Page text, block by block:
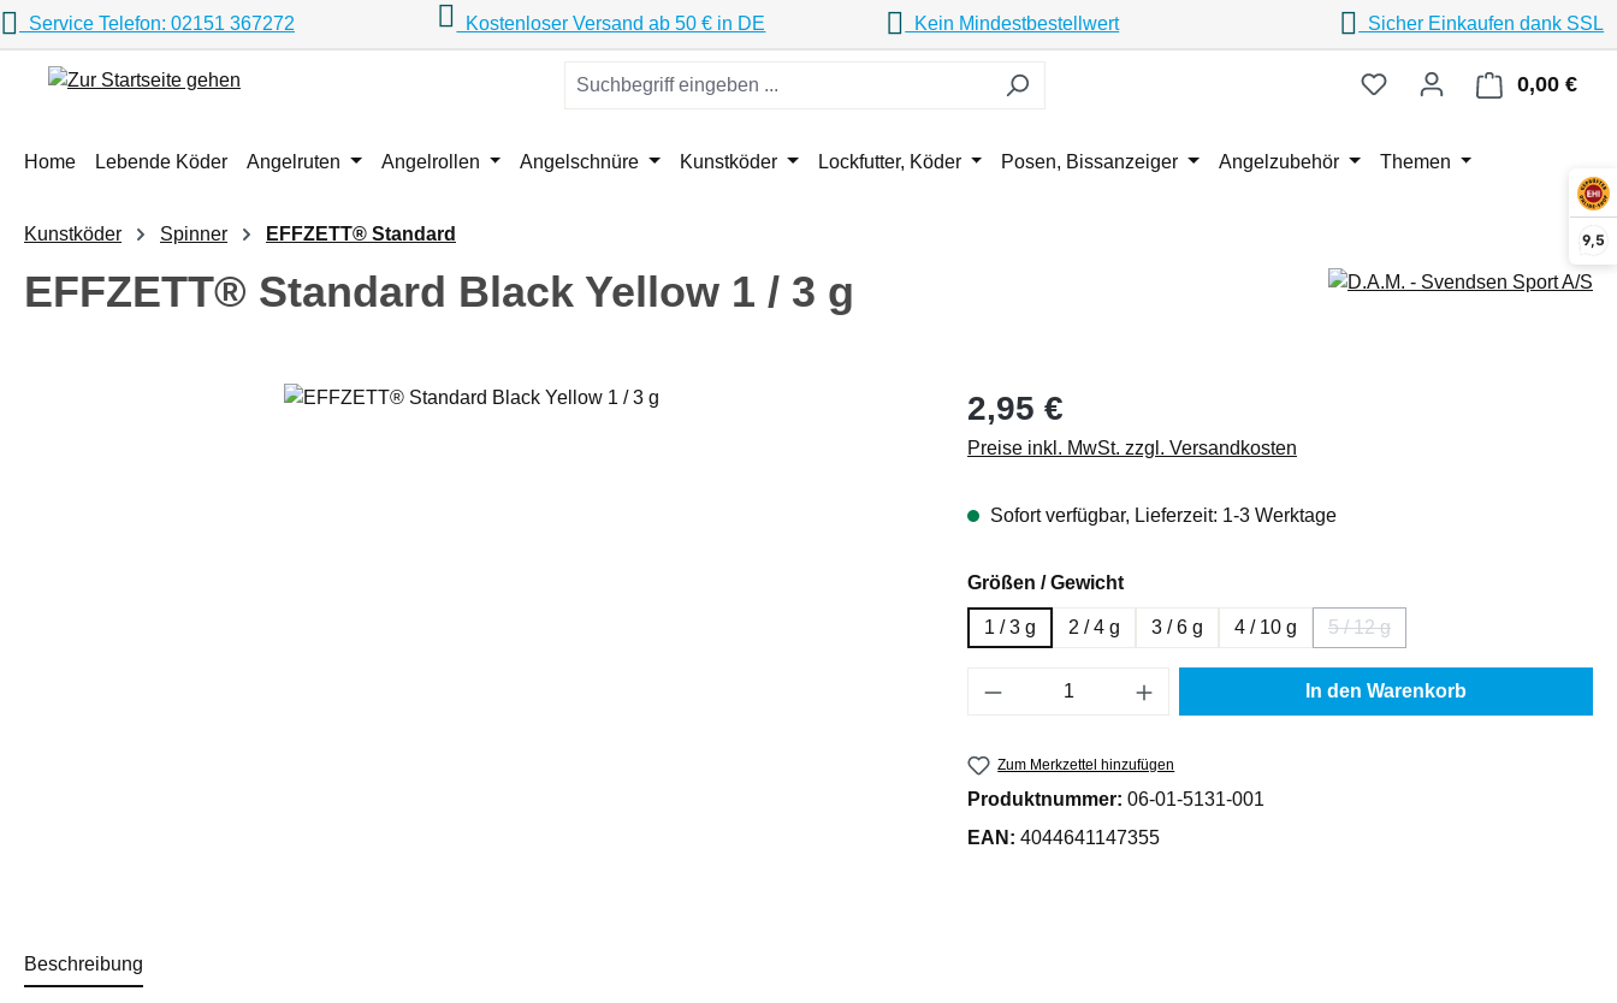
9,5
Hauptinhalt springen
Zur Suche springen
Zur Hauptnavigation springen
Service Telefon: 02151 367272 Kostenloser Versand ab 50 € in DE Kein Mindestbestellwert Sicher Einkaufen dank SSL
0,00 €
Home Lebende Köder Angelruten Angelrollen Angelschnüre Kunstköder Lockfutter, Köder Posen, Bissanzeiger Angelzubehör Themen
Kunstköder Spinner EFFZETT® Standard
EFFZETT® Standard Black Yellow 1 / 3 g
Regulärer Preis:
2,95 €
Preise inkl. MwSt. zzgl. Versandkosten
Sofort verfügbar, Lieferzeit: 1-3 Werktage
Größen / Gewichtauswählen
1 / 3 g 2 / 4 g 3 / 6 g 4 / 10 g 5 / 12 g
(Diese Option ist zurzeit nicht
Produkt Anzahl: Gib den gewünschten Wert ein
In den Warenkorb
Zum Merkzettel hinzufügen
Produktnummer: 06-01-5131-001
EAN: 4044641147355
Beschreibung